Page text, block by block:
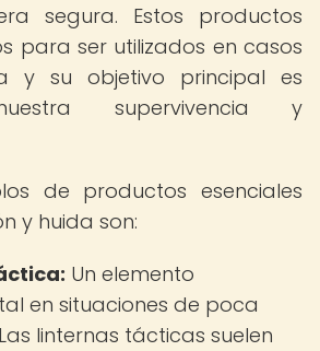
segura. Estos productos
para ser utilizados en casos
y su objetivo principal es
supervivencia y
de productos esenciales
y huida son:
Un elemento
en situaciones de poca
linternas tácticas suelen